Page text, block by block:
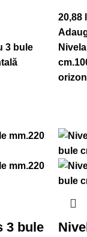
3 bule
20,88
3 bule